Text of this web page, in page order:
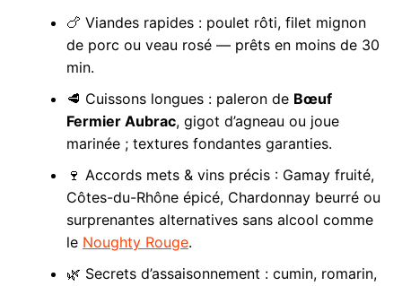
🍗 Viandes rapides : poulet rôti, filet mignon
de porc ou veau rosé — prêts en moins de 30
min.
🥩 Cuissons longues : paleron de Bœuf
Fermier Aubrac, gigot d’agneau ou joue
marinée ; textures fondantes garanties.
🍷 Accords mets & vins précis : Gamay fruité,
Côtes-du-Rhône épicé, Chardonnay beurré ou
surprenantes alternatives sans alcool comme
le Noughty Rouge.
🌿 Secrets d’assaisonnement : cumin, romarin,